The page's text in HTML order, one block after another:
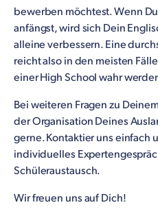
bewerben möchtest. Wenn
anfängst, wird sich Dein
alleine verbessern. Eine
reicht also in den meisten
einer High School wahr
Bei weiteren Fragen zu
der Organisation Deines
gerne. Kontaktier uns einfach
individuelles
Schüleraustausch.
Wir freuen uns auf Dich!